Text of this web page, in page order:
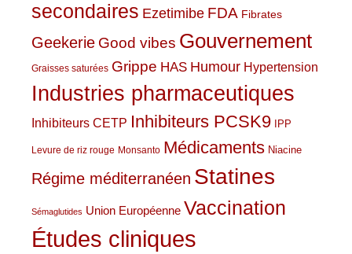
secondaires Ezetimibe FDA Fibrates
Geekerie Good vibes Gouvernement
Graisses saturées Grippe HAS Humour Hypertension
Industries pharmaceutiques
Inhibiteurs CETP Inhibiteurs PCSK9 IPP
Levure de riz rouge Monsanto Médicaments Niacine
Régime méditerranéen Statines
Sémaglutides Union Européenne Vaccination
Études cliniques